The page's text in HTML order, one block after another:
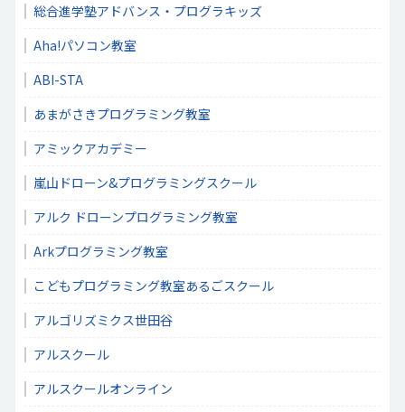
総合進学塾アドバンス・プログラキッズ
Aha!パソコン教室
ABI-STA
あまがさきプログラミング教室
アミックアカデミー
嵐山ドローン&プログラミングスクール
アルク ドローンプログラミング教室
Arkプログラミング教室
こどもプログラミング教室あるごスクール
アルゴリズミクス世田谷
アルスクール
アルスクールオンライン